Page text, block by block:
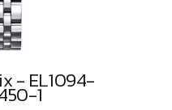
- EL1094-
1